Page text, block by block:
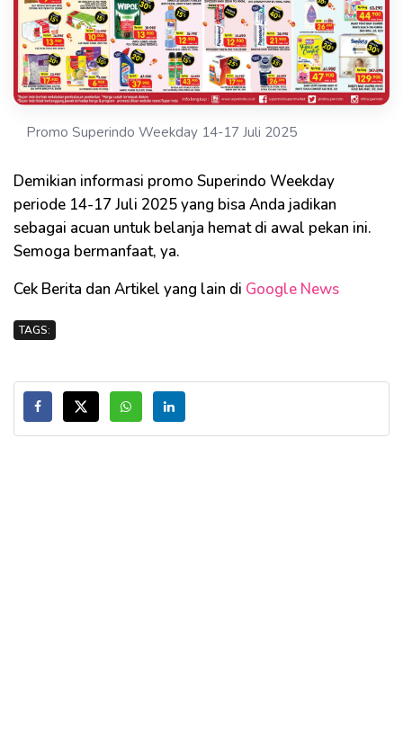
Promo Superindo Weekday 14-17 Juli 2025
Demikian informasi promo Superindo Weekday
periode 14-17 Juli 2025 yang bisa Anda jadikan
sebagai acuan untuk belanja hemat di awal pekan ini.
Semoga bermanfaat, ya.
Cek Berita dan Artikel yang lain di Google News
TAGS: